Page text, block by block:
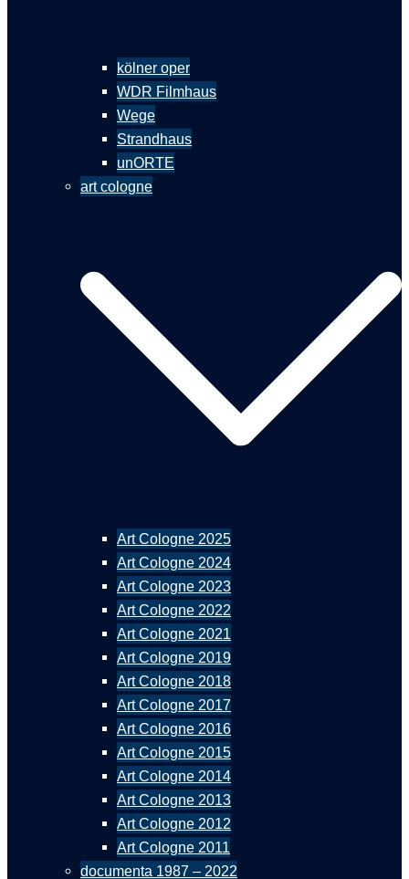
kölner oper
WDR Filmhaus
Wege
Strandhaus
unORTE
art cologne
Art Cologne 2025
Art Cologne 2024
Art Cologne 2023
Art Cologne 2022
Art Cologne 2021
Art Cologne 2019
Art Cologne 2018
Art Cologne 2017
Art Cologne 2016
Art Cologne 2015
Art Cologne 2014
Art Cologne 2013
Art Cologne 2012
Art Cologne 2011
documenta 1987 – 2022